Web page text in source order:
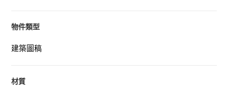
物件類型
建築圖稿
材質